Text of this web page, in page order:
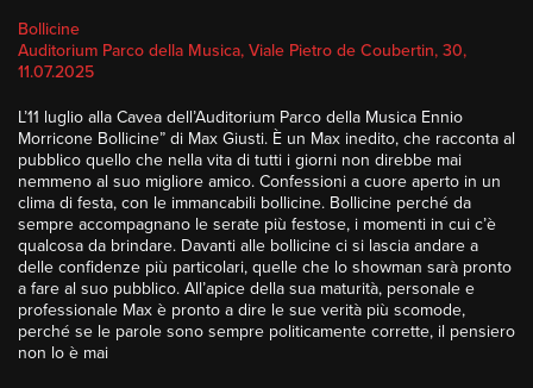
Bollicine
Auditorium Parco della Musica, Viale Pietro de Coubertin, 30,
11.07.2025
L’11 luglio alla Cavea dell’Auditorium Parco della Musica Ennio
Morricone Bollicine” di Max Giusti. È un Max inedito, che racconta al
pubblico quello che nella vita di tutti i giorni non direbbe mai
nemmeno al suo migliore amico. Confessioni a cuore aperto in un
clima di festa, con le immancabili bollicine. Bollicine perché da
sempre accompagnano le serate più festose, i momenti in cui c’è
qualcosa da brindare. Davanti alle bollicine ci si lascia andare a
delle confidenze più particolari, quelle che lo showman sarà pronto
a fare al suo pubblico. All’apice della sua maturità, personale e
professionale Max è pronto a dire le sue verità più scomode,
perché se le parole sono sempre politicamente corrette, il pensiero
non lo è mai